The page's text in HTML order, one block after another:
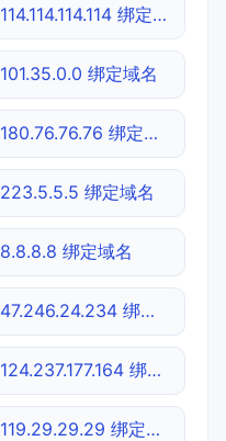
114.114.114.114 绑定域名
101.35.0.0 绑定域名
180.76.76.76 绑定域名
223.5.5.5 绑定域名
8.8.8.8 绑定域名
47.246.24.234 绑定域名
124.237.177.164 绑定域名
119.29.29.29 绑定域名